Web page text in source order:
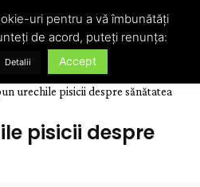
urechile pisicii despre sănătatea
pisicii despre
uri pentru a vă îmbunătăți
de acord, puteți renunța:
Detalii Accept